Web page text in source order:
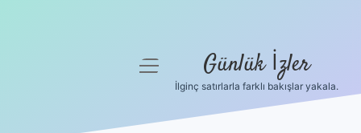
menüyü
Günlük İzler
İlginç satırlarla farklı bakışlar yakala.